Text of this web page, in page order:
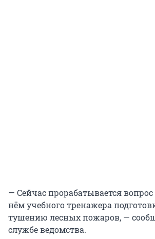
— Сейчас прорабатывается
нём учебного тренажера
тушению лесных пожаров, —
службе ведомства.